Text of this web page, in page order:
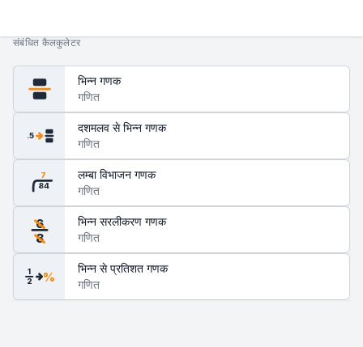
संबंधित कैलकुलेटर
भिन्न गणक
गणित
.5
दशमलव से भिन्न गणक
गणित
84
7
लम्बा विभाजन गणक
गणित
6
8
भिन्न सरलीकरण गणक
गणित
1
2 %
भिन्न से प्रतिशत गणक
गणित